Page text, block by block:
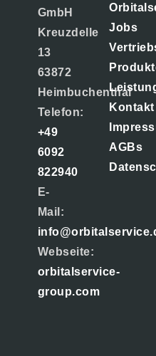
GmbH
Kreuzdelle
13
63872
Heimbuchenthal
Telefon:
+49
6092
822940
E-
Mail:
Webseite:
orbitalservice-
group.com
Jobs
Kontakt
AGBs